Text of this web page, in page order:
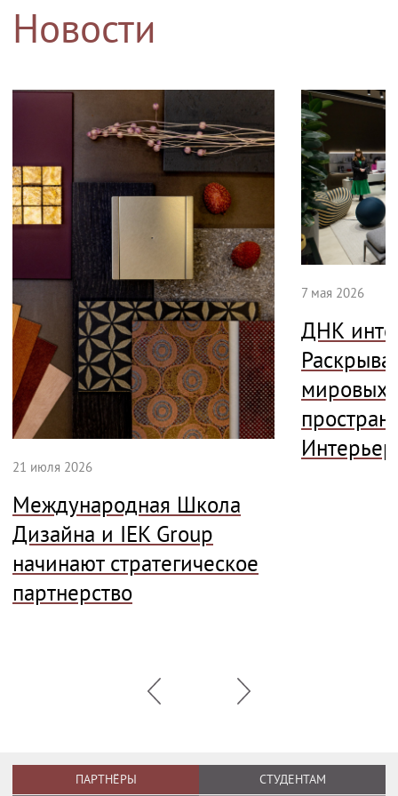
Новости
21 июля 2026
Международная Школа
Дизайна и IEK Group
начинают стратегическое
партнерство
7 мая 2026
ДНК
мировых
Интерьер
ПАРТНЁРЫ СТУДЕНТАМ